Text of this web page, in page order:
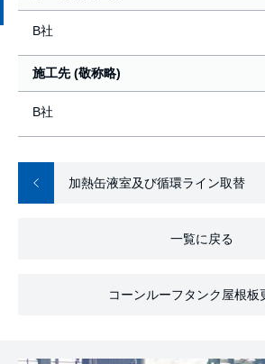
B社
施工先 (敬称略)
B社
加熱缶液室及び循環ライン取替
一覧に戻る
コーンルーフタンク屋根板